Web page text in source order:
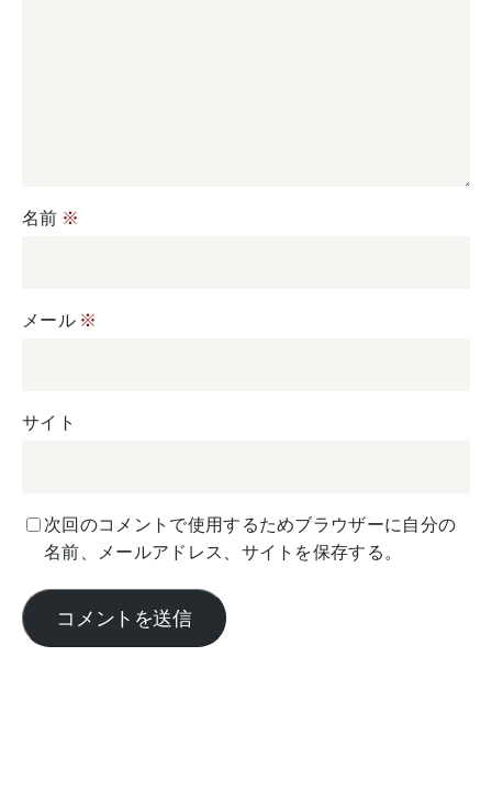
名前 ※
メール ※
サイト
次回のコメントで使用するためブラウザーに自分の
名前、メールアドレス、サイトを保存する。